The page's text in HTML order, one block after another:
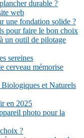
durable ?
web
une fondation solide ?
pour faire le bon choix
un outil de pilotage
sereines
cerveau mémorise
et Naturels
en 2025
photo pour la
?